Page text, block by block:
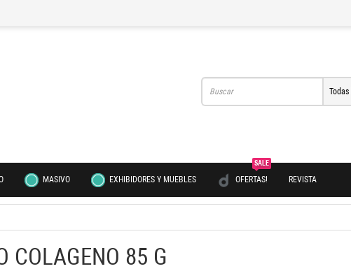
MASIVO EXHIBIDORES Y MUEBLES
SALE
OFERTAS! REVISTA
COLAGENO 85 G